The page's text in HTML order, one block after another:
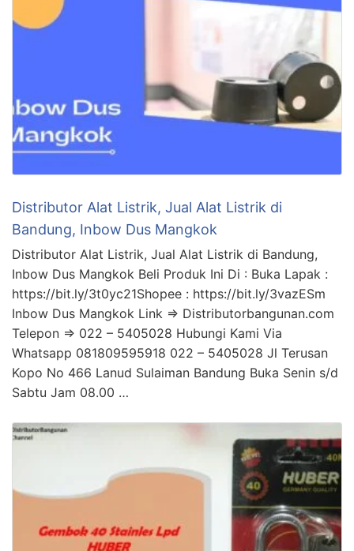
Distributor Alat Listrik, Jual Alat Listrik di
Bandung, Inbow Dus Mangkok
Distributor Alat Listrik, Jual Alat Listrik di Bandung,
Inbow Dus Mangkok Beli Produk Ini Di : Buka Lapak :
https://bit.ly/3t0yc21Shopee : https://bit.ly/3vazESm
Inbow Dus Mangkok Link => Distributorbangunan.com
Telepon => 022 – 5405028 Hubungi Kami Via
Whatsapp 081809595918 022 – 5405028 Jl Terusan
Kopo No 466 Lanud Sulaiman Bandung Buka Senin s/d
Sabtu Jam 08.00 …